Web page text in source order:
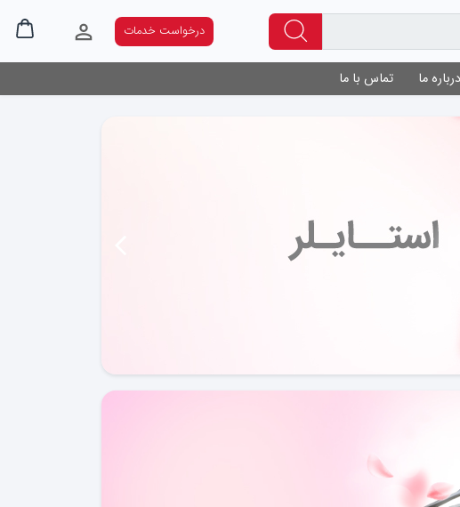
درخواست خدمات
درباره ما تماس با ما